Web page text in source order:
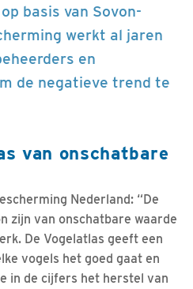
basis van Sovon-
werkt al jaren
en
de negatieve trend te
van onschatbare
Nederland: “De
zijn van onschatbare waarde
De Vogelatlas geeft een
vogels het goed gaat en
in de cijfers het herstel van